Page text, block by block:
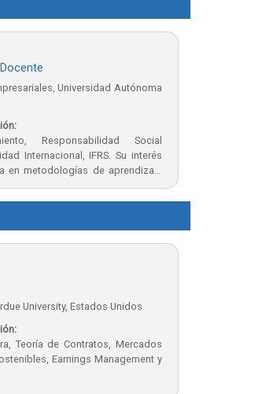
Universidad Autónoma
Responsabilidad Social
Internacional, IFRS. Su interés
en metodologías de aprendizaje
y charlas a nivel nacional
University, Estados Unidos
Teoría de Contratos, Mercados
Earnings Management y